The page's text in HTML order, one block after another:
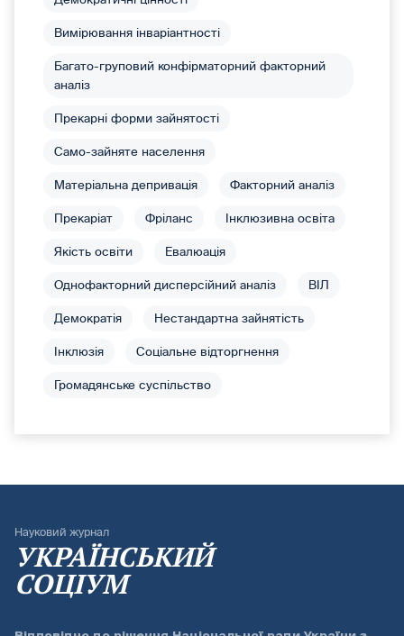
Вимірювання інваріантності
Багато-груповий конфірматорний факторний
аналіз
Прекарні форми зайнятості
Само-зайняте населення
Матеріальна депривація Факторний аналіз
Прекаріат Фріланс Інклюзивна освіта
Якість освіти Евалюація
Однофакторний дисперсійний аналіз ВІЛ
Демократія Нестандартна зайнятість
Інклюзія Соціальне відторгнення
Громадянське суспільство
Науковий журнал
УКРАЇНСЬКИЙ
СОЦІУМ